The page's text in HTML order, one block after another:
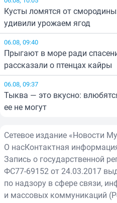
Кусты ломятся от
удивили урожаем ягод
06.08, 09:40
Прыгают в море ради
рассказали о птенцах кайры
06.08, 09:37
Тыква — это вкусно:
ее не могут
Сетевое издание «Новости
О насКонтактная
Запись о государственной
ФС77-69152 от 24.03.2017
по надзору в сфере связи,
и массовых коммуникаций